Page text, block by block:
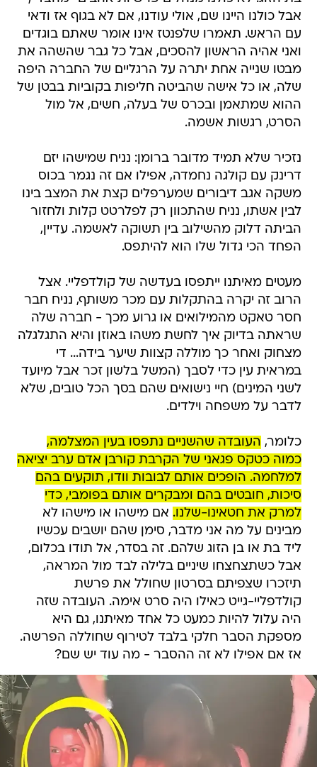
אבל כולנו היינו שם, אולי עודנו, אם לא בגוף אז ודאי
עם הראש. תאמרו שלפנטז אינו אומר שאתם בוגדים
ואני אהיה הראשון להסכים, אבל כל גבר שהשהה את
מבטו שנייה אחת יתרה על הרגליים של החברה היפה
שלה, או כל אישה שהביטה חליפות בקוביות בבטן של
ההוא שמתאמן ובכרס של בעלה, חשים, אל מול
הסרט, רגשות אשמה.
נזכיר שלא תמיד מדובר ברומן: נניח שמישהו יזם
דרינק עם קולגה נחמדה, אפילו אם זה נגמר בכוס
משקה אגב דיבורים שמערפלים קצת את המצב בינו
לבין אשתו, נניח שהתכוון רק לפלרטט קלות ולחזור
הביתה דלוק מהשילוב בין תשוקה לאשמה. עדיין,
הפחד הכי גדול שלו הוא להיתפס.
מעטים מאיתנו ייתפסו בעדשה של קולדפליי. אצל
הרוב זה יקרה בהתקלות עם מכר משותף, נניח חבר
חסר טאקט מהמילואים או גרוע מכך - חברה שלה
שראתה בדיוק איך לחשת משהו באוזן והיא התגלגלה
מצחוק ואחר כך מוללה קצוות שיער בידה... די
במראית עין כדי לסבך (המשל בלשון זכר אבל מיועד
לשני המינים) חיי נישואים שהם בסך הכל טובים, שלא
לדבר על משפחה וילדים.
כלומר, העובדה שהשניים נתפסו בעין המצלמה,
כמוה כטקס פגאני של הקרבת קורבן אדם ערב יציאה
למלחמה. הופכים אותם לבובות וודו, תוקעים בהם
סיכות, חובטים בהם ומבקרים אותם בפומבי, כדי
למרק את חטאינו-שלנו. אם מישהו או מישהו לא
מבינים על מה אני מדבר, סימן שהם יושבים עכשיו
ליד בת או בן הזוג שלהם. זה בסדר, אל תודו בכלום,
אבל כשתצחצחו שיניים בלילה לבד מול המראה,
תיזכרו שצפיתם בסרטון שחולל את פרשת
קולדפליי-גייט כאילו היה סרט אימה. העובדה שזה
היה עלול להיות כמעט כל אחד מאיתנו, גם היא
מספקת הסבר חלקי בלבד לטירוף שחוללה הפרשה.
אז אם אפילו לא זה ההסבר - מה עוד יש שם?